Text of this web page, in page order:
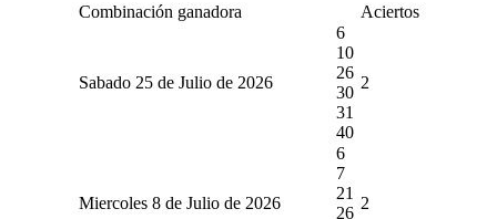
Combinación ganadora Aciertos
Sabado 25 de Julio de 2026
6
10
26
30
31
40
2
Miercoles 8 de Julio de 2026
6
7
21
26
2